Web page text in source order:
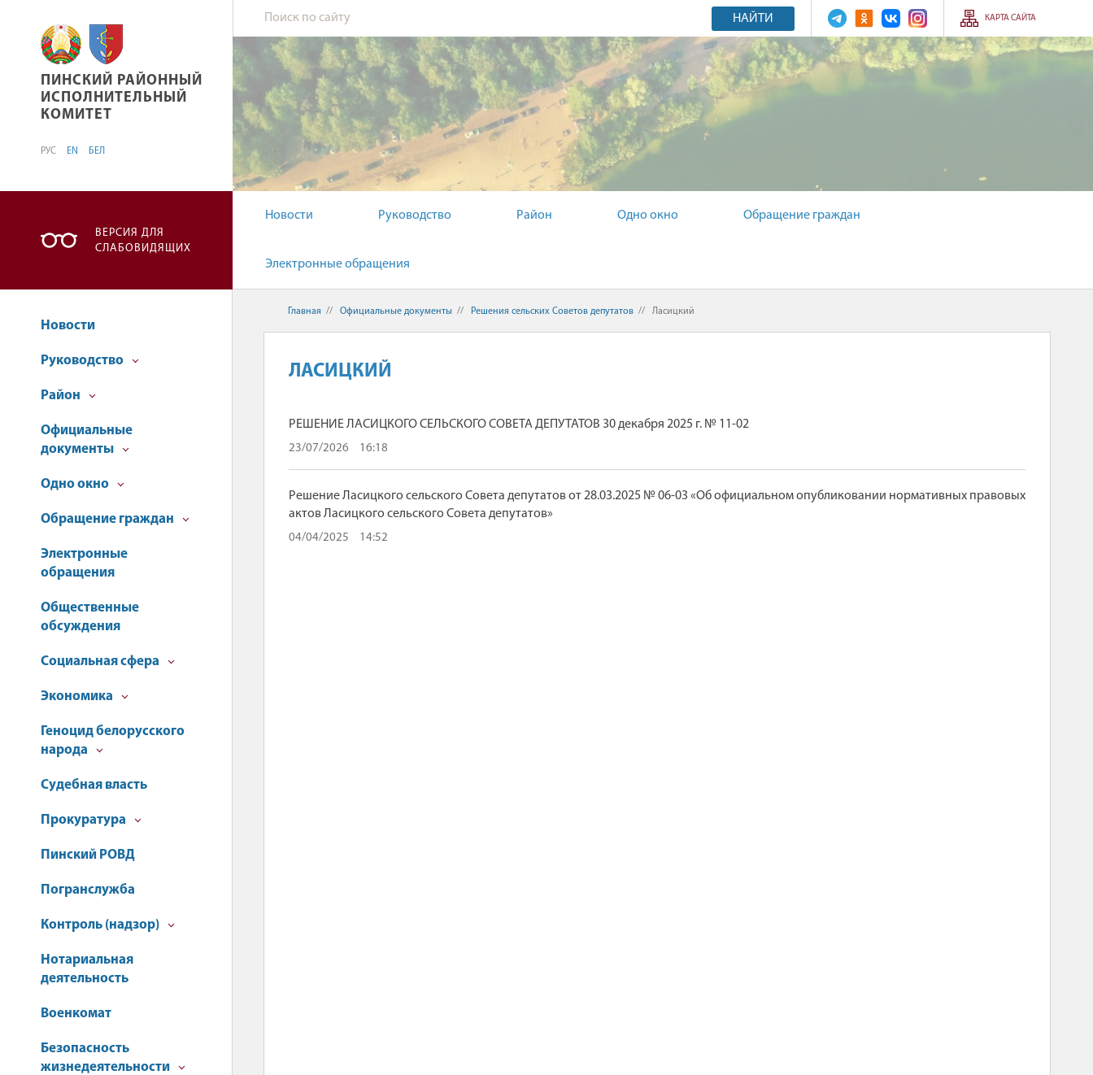
ПИНСКИЙ РАЙОННЫЙ ИСПОЛНИТЕЛЬНЫЙ КОМИТЕТ
ПИНСКИЙ РАЙОННЫЙ
ИСПОЛНИТЕЛЬНЫЙ
КОМИТЕТ
РУС EN БЕЛ
НАЙТИ КАРТА САЙТА
ВЕРСИЯ ДЛЯ
СЛАБОВИДЯЩИХ
Новости Руководство Район Одно окно Обращение граждан
Электронные обращения
Новости
Руководство
Район
Официальные
документы
Одно окно
Обращение граждан
Электронные
обращения
Общественные
обсуждения
Социальная сфера
Экономика
Геноцид белорусского
народа
Судебная власть
Прокуратура
Пинский РОВД
Погранслужба
Контроль (надзор)
Нотариальная
деятельность
Военкомат
Безопасность
жизнедеятельности
Главная // Официальные документы // Решения сельских Советов депутатов // Ласицкий
ЛАСИЦКИЙ
РЕШЕНИЕ ЛАСИЦКОГО СЕЛЬСКОГО СОВЕТА ДЕПУТАТОВ 30 декабря 2025 г. № 11-02
23/07/2026 16:18
Решение Ласицкого сельского Совета депутатов от 28.03.2025 № 06-03 «Об официальном опубликовании нормативных правовых
актов Ласицкого сельского Совета депутатов»
04/04/2025 14:52